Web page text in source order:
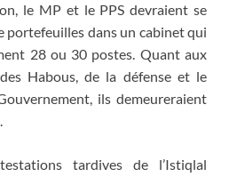
le MP et le PPS devraient se
portefeuilles dans un cabinet qui
28 ou 30 postes. Quant aux
Habous, de la défense et le
ils demeureraient
tardives de l’Istiqlal